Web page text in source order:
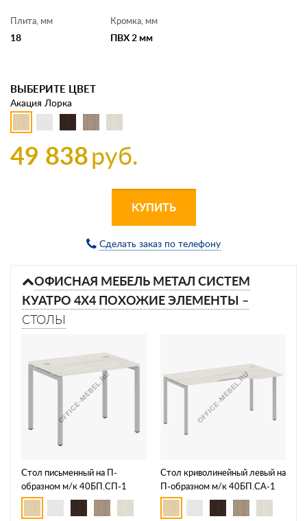
Плита, мм
18
Кромка, мм
ПВХ 2 мм
ВЫБЕРИТЕ ЦВЕТ
Акация Лорка
49 838руб.
КУПИТЬ
Сделать заказ по телефону
ОФИСНАЯ МЕБЕЛЬ МЕТАЛ СИСТЕМ
КУАТРО 4Х4 ПОХОЖИЕ ЭЛЕМЕНТЫ –
СТОЛЫ
Стол письменный на П-
образном м/к 40БП.СП-1
Стол криволинейный левый на
П-образном м/к 40БП.СА-1
Л/П